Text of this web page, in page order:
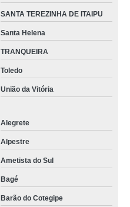
SANTA TEREZINHA DE ITAIPU
Santa Helena
TRANQUEIRA
Toledo
União da Vitória
Alegrete
Alpestre
Ametista do Sul
Bagé
Barão do Cotegipe